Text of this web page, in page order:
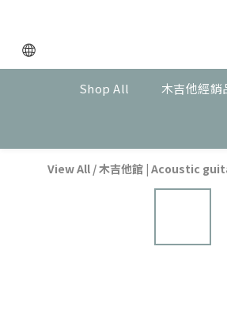
Shop All 木吉他經銷
View All /木吉他館 | Acoustic